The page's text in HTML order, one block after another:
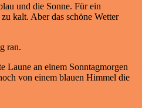
und die Sonne. Für ein
kalt. Aber das schöne Wetter
ran.
Laune an einem Sonntagmorgen
von einem blauen Himmel die